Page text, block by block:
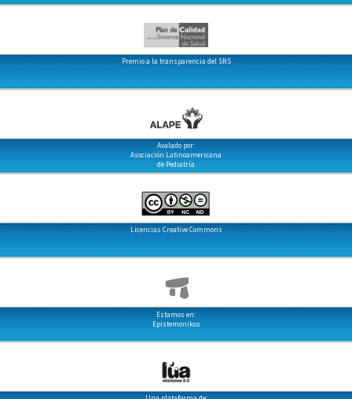
Premio a la transparencia del SNS
Avalado por:
Asociación Latinoamericana
de Pediatría
Licencias Creative Commons
Estamos en:
Epistemonikos